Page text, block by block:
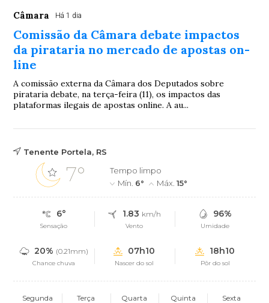
Câmara Há 1 dia
Comissão da Câmara debate impactos
da pirataria no mercado de apostas on-
line
A comissão externa da Câmara dos Deputados sobre
pirataria debate, na terça-feira (11), os impactos das
plataformas ilegais de apostas online. A au...
Tenente Portela, RS
7°
Tempo limpo
Mín. 6° Máx.15°
6°
Sensação
1.83 km/h
Vento
96%
Umidade
20% (0.21mm)
Chance chuva
07h10
Nascer do sol
18h10
Pôr do sol
Segunda Terça Quarta Quinta Sexta